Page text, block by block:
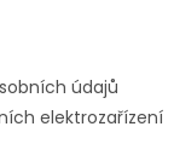
v
y
údajů
elektrozařízení